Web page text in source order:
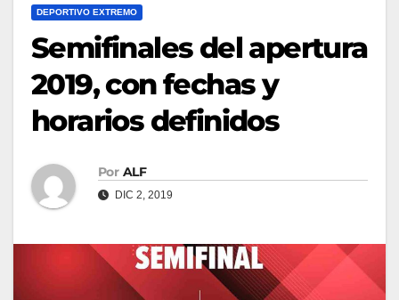
DEPORTIVO EXTREMO
Semifinales del apertura
2019, con fechas y
horarios definidos
Por ALF
DIC 2, 2019